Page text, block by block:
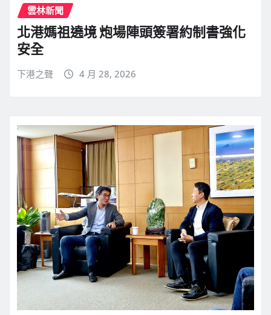
雲林新聞
北港媽祖遶境 炮場陣頭簽署約制書強化
安全
下港之聲 4 月 28, 2026